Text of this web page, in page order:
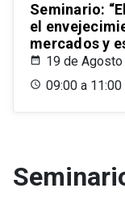
Seminario:
el
mercados y
19 de
09:00 a 11:00